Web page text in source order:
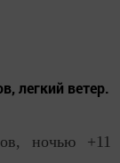
легкий ветер.
ночью +11